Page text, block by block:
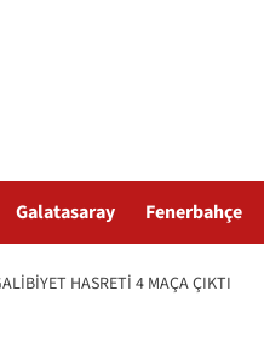
Galatasaray Fenerbahçe
HASRETI 4 MAÇA ÇIKTI